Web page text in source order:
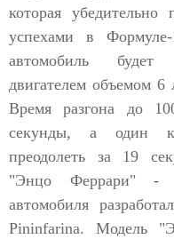
которая убедительно
успехами в
автомобиль будет
двигателем объемом
Время разгона до
секунды, а один
преодолеть за 19
"Энцо Феррари" -
автомобиля
Pininfarina. Модель